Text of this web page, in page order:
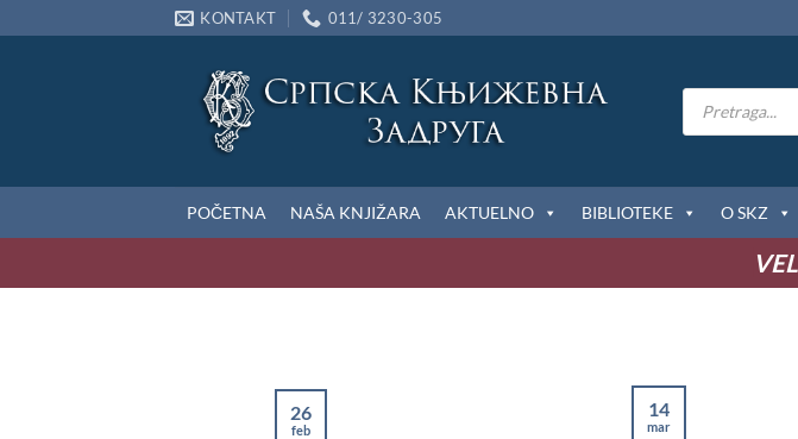
na
KONTAKT 011/ 3230-305
Products
search
POČETNA NAŠA KNJIŽARA AKTUELNO BIBLIOTEKE O SKZ
26
feb
14
mar